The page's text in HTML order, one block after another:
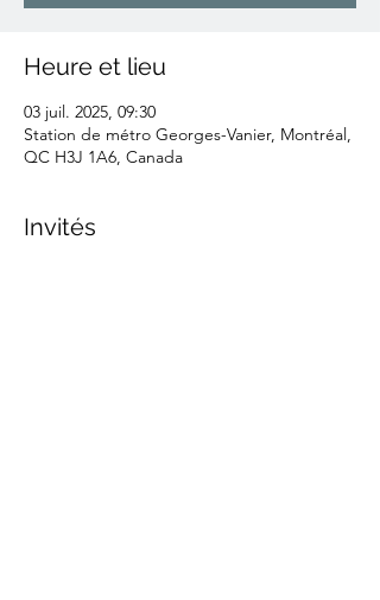
Heure et lieu
03 juil. 2025, 09:30
Station de métro Georges-Vanier, Montréal,
QC H3J 1A6, Canada
Invités